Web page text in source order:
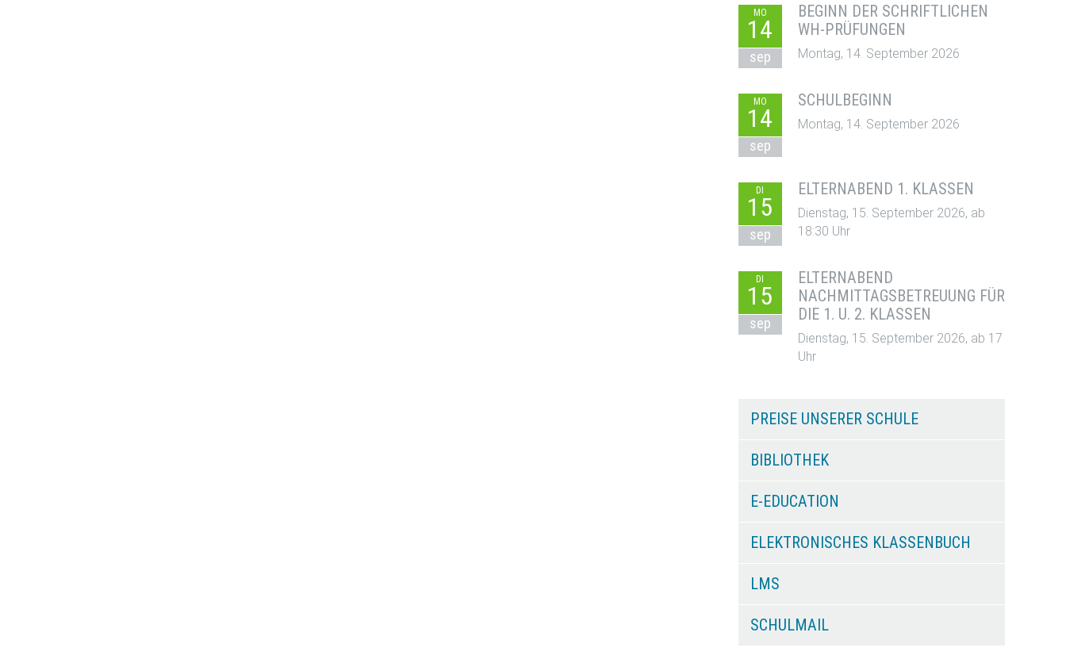
MO
14
sep
BEGINN DER SCHRIFTLICHEN
WH-PRÜFUNGEN
Montag, 14. September 2026
MO
14
sep
SCHULBEGINN
Montag, 14. September 2026
DI
15
sep
ELTERNABEND 1. KLASSEN
Dienstag, 15. September 2026, ab
18:30 Uhr
DI
15
sep
ELTERNABEND
NACHMITTAGSBETREUUNG FÜR
DIE 1. U. 2. KLASSEN
Dienstag, 15. September 2026, ab 17
Uhr
PREISE UNSERER SCHULE
BIBLIOTHEK
E-EDUCATION
ELEKTRONISCHES KLASSENBUCH
LMS
SCHULMAIL